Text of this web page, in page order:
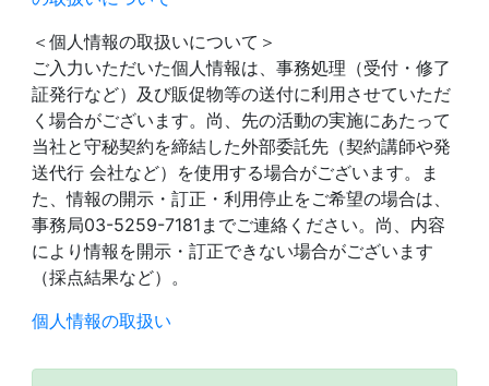
＜個人情報の取扱いについて＞
ご入力いただいた個人情報は、事務処理（受付・修了
証発行など）及び販促物等の送付に利用させていただ
く場合がございます。尚、先の活動の実施にあたって
当社と守秘契約を締結した外部委託先（契約講師や発
送代行 会社など）を使用する場合がございます。ま
た、情報の開示・訂正・利用停止をご希望の場合は、
事務局03-5259-7181までご連絡ください。尚、内容
により情報を開示・訂正できない場合がございます
（採点結果など）。
個人情報の取扱い